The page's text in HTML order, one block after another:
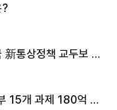
?
통상정책 교두보 활
15개 과제 180억 지